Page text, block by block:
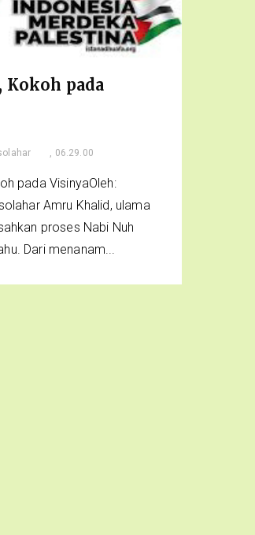
Kokoh pada
, 06.29.00
pada VisinyaOleh:
Amru Khalid, ulama
proses Nabi Nuh
Dari menanam...